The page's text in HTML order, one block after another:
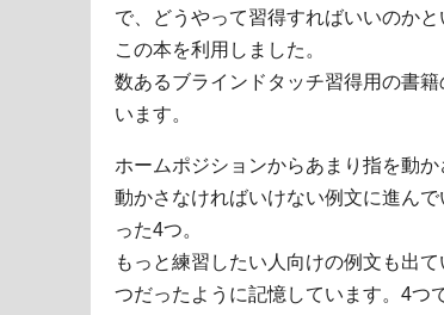
で、どうやって習得すればいいのか
この本を利用しました。
数あるブラインドタッチ習得用の書
います。
ホームポジションからあまり指を動
動かさなければいけない例文に進ん
った4つ。
もっと練習したい人向けの例文も出
つだったように記憶しています。4つ